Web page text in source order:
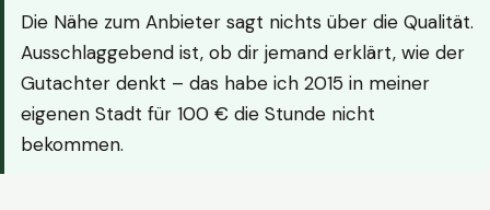
Die Nähe zum Anbieter sagt nichts über die Qualität.
Ausschlaggebend ist, ob dir jemand erklärt, wie der
Gutachter denkt – das habe ich 2015 in meiner
eigenen Stadt für 100 € die Stunde nicht
bekommen.